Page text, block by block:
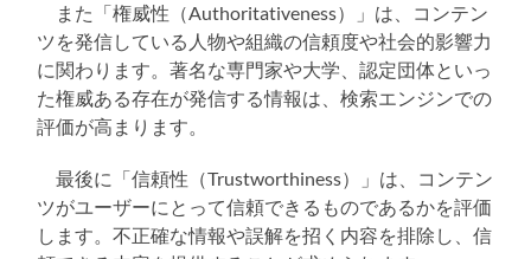
また「権威性（Authoritativeness）」は、コンテン
ツを発信している人物や組織の信頼度や社会的影響力
に関わります。著名な専門家や大学、認定団体といっ
た権威ある存在が発信する情報は、検索エンジンでの
評価が高まります。
最後に「信頼性（Trustworthiness）」は、コンテン
ツがユーザーにとって信頼できるものであるかを評価
します。不正確な情報や誤解を招く内容を排除し、信